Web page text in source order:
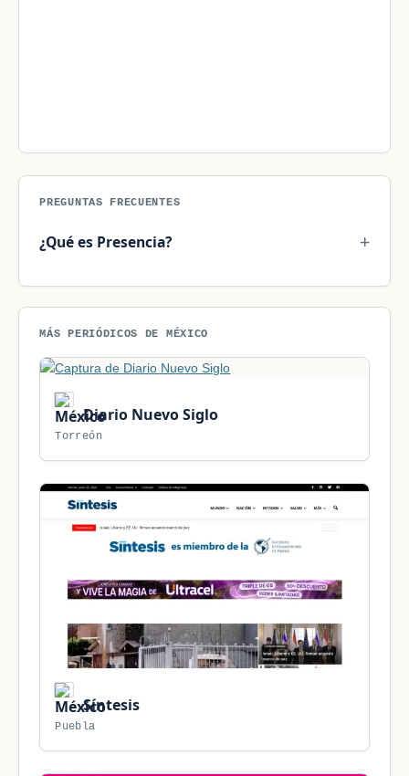
PREGUNTAS FRECUENTES
¿Qué es Presencia?
MÁS PERIÓDICOS DE MÉXICO
Diario Nuevo Siglo
Torreón
Síntesis
Puebla